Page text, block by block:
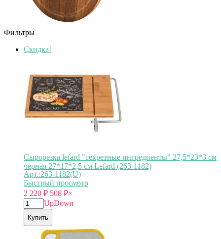
Фильтры
Скидка!
Сырорезка lefard "секретные ингредиенты" 27,5*23*3 см
черная 27*17*2,5 см Lefard (263-1182)
Арт.:263-1182(U)
Быстрый просмотр
2 220 ₽ 508 ₽×
UpDown
Купить